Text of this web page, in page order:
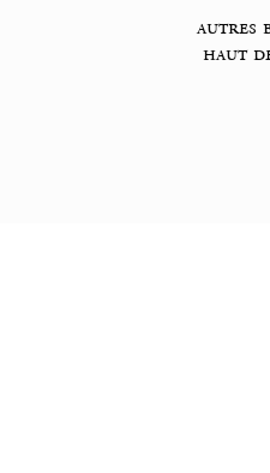
autres
haut